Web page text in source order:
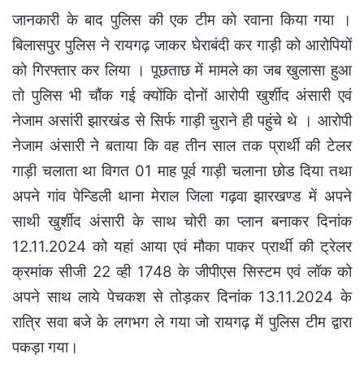
जानकारी के बाद पुलिस की एक टीम को रवाना किया गया ।
बिलासपुर पुलिस ने रायगढ़ जाकर घेराबंदी कर गाड़ी को आरोपियों
को गिरफ्तार कर लिया । पूछताछ में मामले का जब खुलासा हुआ
तो पुलिस भी चौंक गई क्योंकि दोनों आरोपी खुर्शीद अंसारी एवं
नेजाम असांरी झारखंड से सिर्फ गाड़ी चुराने ही पहुंचे थे । आरोपी
नेजाम अंसारी ने बताया कि वह तीन साल तक प्रार्थी की टेलर
गाड़ी चलाता था विगत 01 माह पूर्व गाड़ी चलाना छोड दिया तथा
अपने गांव पेन्डिली थाना मेराल जिला गढ़वा झारखण्ड में अपने
साथी खुर्शीद अंसारी के साथ चोरी का प्लान बनाकर दिनांक
12.11.2024 को यहां आया एवं मौका पाकर प्रार्थी की ट्रेलर
क्रमांक सीजी 22 व्ही 1748 के जीपीएस सिस्टम एवं लॉक को
अपने साथ लाये पेचकश से तोड़कर दिनांक 13.11.2024 के
रात्रि सवा बजे के लगभग ले गया जो रायगढ़ में पुलिस टीम द्वारा
पकड़ा गया।